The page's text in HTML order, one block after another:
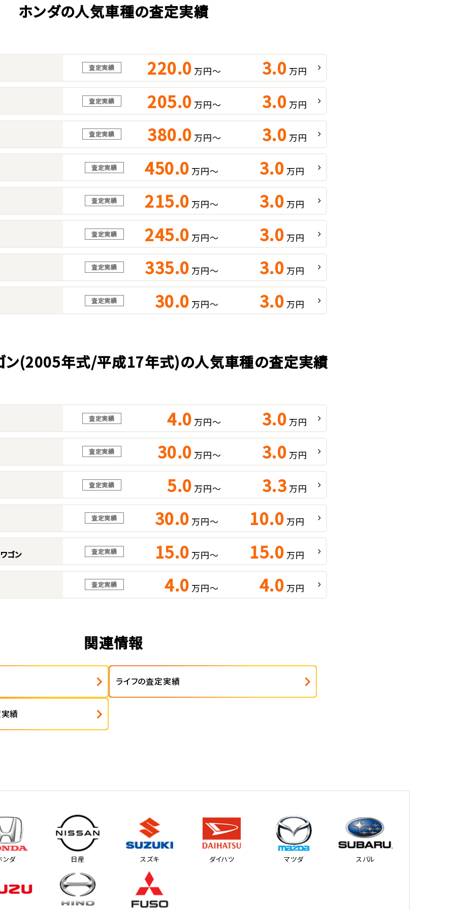
ホンダの人気車種の査定実績
査定実績 220.0 万円～ 3.0 万円
査定実績 205.0 万円～ 3.0 万円
査定実績 380.0 万円～ 3.0 万円
査定実績 450.0 万円～ 3.0 万円
査定実績 215.0 万円～ 3.0 万円
査定実績 245.0 万円～ 3.0 万円
査定実績 335.0 万円～ 3.0 万円
査定実績 30.0 万円～ 3.0 万円
ン(2005年式/平成17年式)の人気車種の査定実績
査定実績 4.0 万円～ 3.0 万円
査定実績 30.0 万円～ 3.0 万円
査定実績 5.0 万円～ 3.3 万円
査定実績 30.0 万円～ 10.0 万円
ゴン 査定実績 15.0 万円～ 15.0 万円
査定実績 4.0 万円～ 4.0 万円
関連情報
ライフの査定実績
績
ンダ 日産 スズキ ダイハツ マツダ スバル